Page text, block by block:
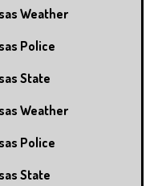
Weather
Police
State
Weather
Police
State